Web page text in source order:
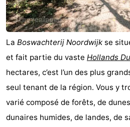
La Boswachterij Noordwijk se
et fait partie du vaste Hollands
hectares, c’est l’un des plus
seul tenant de la région. Vous y
varié composé de forêts, de
dunaires humides, de landes, de